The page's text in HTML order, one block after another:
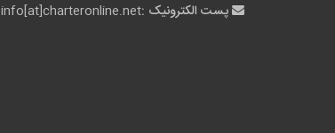
پست الکترونیک :info[at]charteronline.net